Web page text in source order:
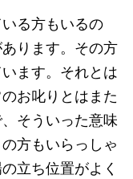
る方もいるの
ります。その方
ます。それとは
お叱りとはまた
そういった意味
方もいらっしゃ
立ち位置がよく